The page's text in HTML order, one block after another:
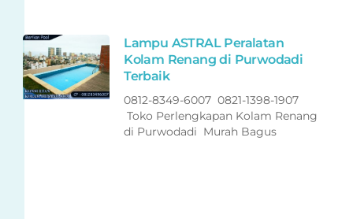
Lampu ASTRAL Peralatan
Kolam Renang di Purwodadi
Terbaik
0812-8349-6007 0821-1398-1907
Toko Perlengkapan Kolam Renang
di Purwodadi Murah Bagus